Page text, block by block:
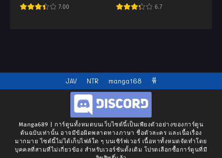
7.00 6.7
JAV NTR manga168 หี
Manga689 | การ์ตูนทั้งหมดบนเว็บไซต์นี้เป็นเพียงตัวอย่างของการ์ตูน
ต้นฉบับเท่านั้น อาจมีข้อผิดพลาดทางภาษา ชื่อตัวละคร และเนื้อเรื่อง
มากมาย ไซต์นี้ไม่ได้เก็บไฟล์ใด ๆ บนเซิร์ฟเวอร์ เนื้อหาทั้งหมดจัดทำโดย
บุคคลที่สามที่ไม่เกี่ยวข้อง สำหรับเวอร์ชันดั้งเดิม โปรดเลือกซื้อการ์ตูนที่มี